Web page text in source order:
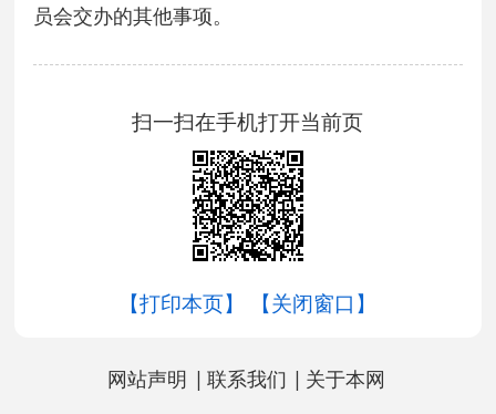
员会交办的其他事项。
扫一扫在手机打开当前页
【打印本页】 【关闭窗口】
网站声明 | 联系我们 | 关于本网